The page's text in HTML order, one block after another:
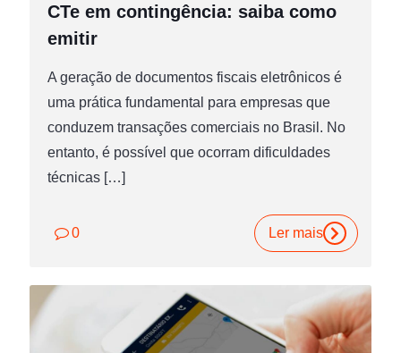
CTe em contingência: saiba como
emitir
A geração de documentos fiscais eletrônicos é
uma prática fundamental para empresas que
conduzem transações comerciais no Brasil. No
entanto, é possível que ocorram dificuldades
técnicas […]
0 Ler mais